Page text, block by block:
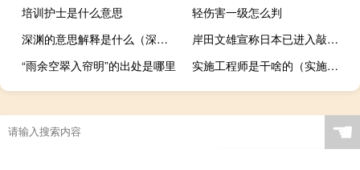
培训护士是什么意思
轻伤害一级怎么判
深渊的意思解释是什么（深渊的意思）
岸田文雄宣称日本已进入敲定核污染水排海“最终阶段”
“雨余空翠入帘明”的出处是哪里
实施工程师是干啥的（实施工程师主要是做什么的）
☚